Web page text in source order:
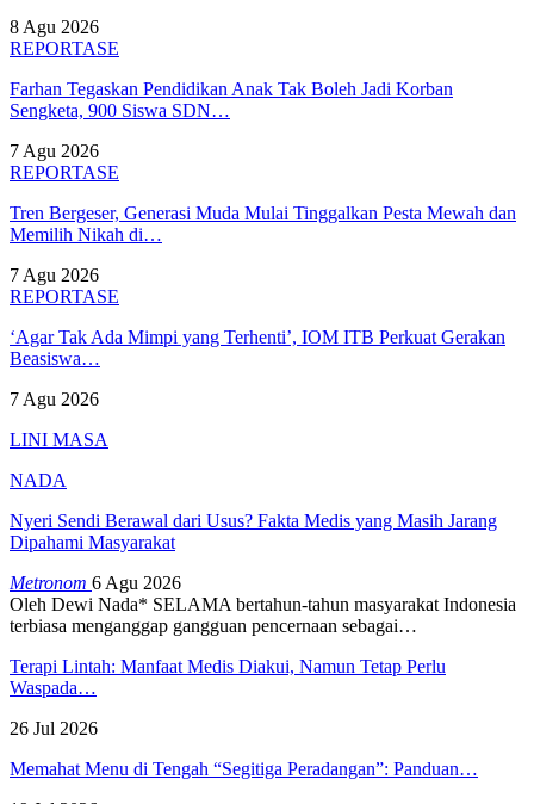
8 Agu 2026
REPORTASE
Farhan Tegaskan Pendidikan Anak Tak Boleh Jadi Korban
Sengketa, 900 Siswa SDN…
7 Agu 2026
REPORTASE
Tren Bergeser, Generasi Muda Mulai Tinggalkan Pesta Mewah dan
Memilih Nikah di…
7 Agu 2026
REPORTASE
‘Agar Tak Ada Mimpi yang Terhenti’, IOM ITB Perkuat Gerakan
Beasiswa…
7 Agu 2026
LINI MASA
NADA
Nyeri Sendi Berawal dari Usus? Fakta Medis yang Masih Jarang
Dipahami Masyarakat
Metronom 6 Agu 2026
Oleh Dewi Nada* SELAMA bertahun-tahun masyarakat Indonesia
terbiasa menganggap gangguan pencernaan sebagai…
Terapi Lintah: Manfaat Medis Diakui, Namun Tetap Perlu
Waspada…
26 Jul 2026
Memahat Menu di Tengah “Segitiga Peradangan”: Panduan…